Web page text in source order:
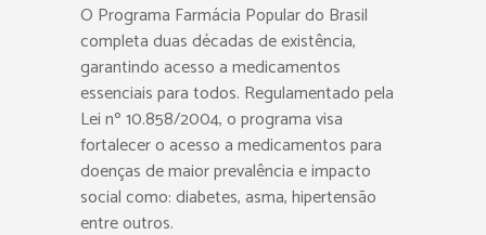
O Programa Farmácia Popular do Brasil
completa duas décadas de existência,
garantindo acesso a medicamentos
essenciais para todos. Regulamentado pela
Lei nº 10.858/2004, o programa visa
fortalecer o acesso a medicamentos para
doenças de maior prevalência e impacto
social como: diabetes, asma, hipertensão
entre outros.